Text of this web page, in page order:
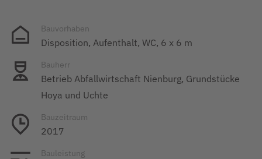
Bauvorhaben
Disposition, Aufenthalt, WC, 6 x 6 m
Bauherr
Betrieb Abfallwirtschaft Nienburg, Grundstücke
Hoya und Uchte
Bauzeitraum
2017
Bauleistung